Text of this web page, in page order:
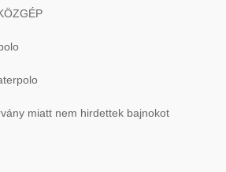
miatt nem hirdettek bajnokot